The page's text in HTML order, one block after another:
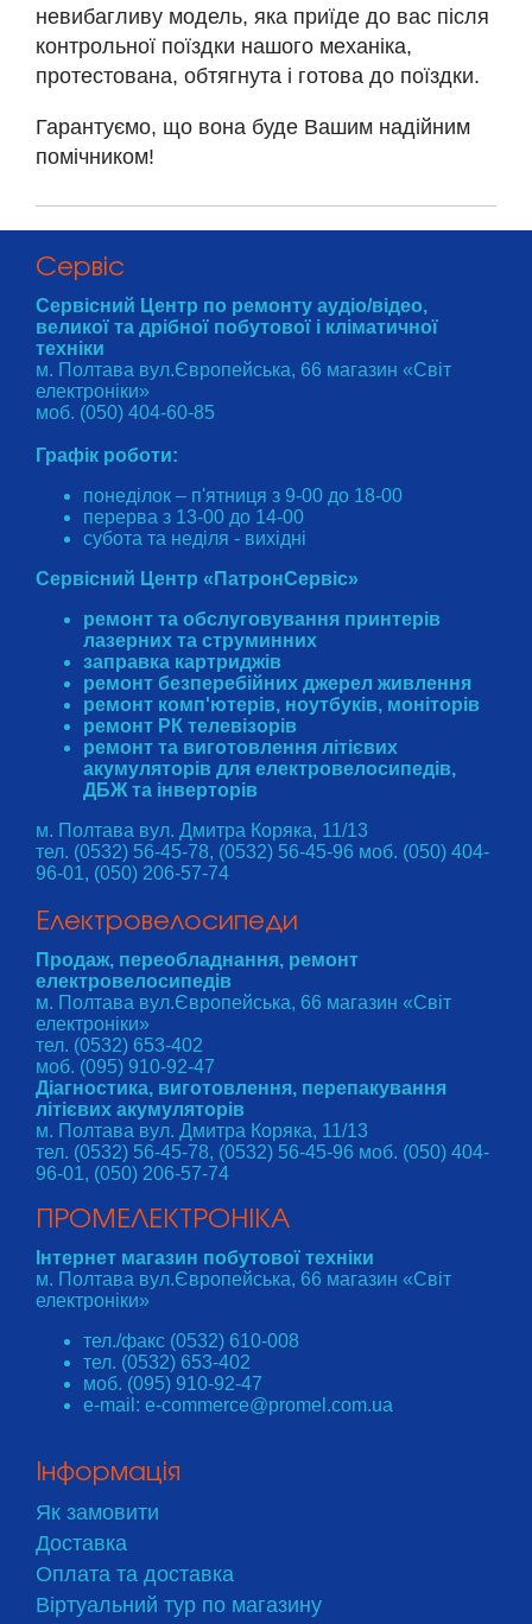
невибагливу модель, яка приїде до вас після
контрольної поїздки нашого механіка,
протестована, обтягнута і готова до поїздки.
Гарантуємо, що вона буде Вашим надійним
помічником!
Інформація
Як замовити
Доставка
Оплата та доставка
Віртуальний тур по магазину
Cервіс
Сервісний Центр по ремонту аудіо/відео,
великої та дрібної побутової і кліматичної
техніки
м. Полтава вул.Європейська, 66 магазин «Світ
електроніки»
моб. (050) 404-60-85
Графік роботи:
понеділок – п'ятниця з 9-00 до 18-00
перерва з 13-00 до 14-00
субота та неділя - вихідні
Сервісний Центр «ПатронСервіс»
ремонт та обслуговування принтерів
лазерних та струминних
заправка картриджів
ремонт безперебійних джерел живлення
ремонт комп'ютерів, ноутбуків, моніторів
ремонт РК телевізорів
ремонт та виготовлення літієвих
акумуляторів для електровелосипедів,
ДБЖ та інверторів
м. Полтава вул. Дмитра Коряка, 11/13
тел. (0532) 56-45-78, (0532) 56-45-96 моб. (050) 404-
96-01, (050) 206-57-74
Електровелосипеди
Продаж, переобладнання, ремонт
електровелосипедів
м. Полтава вул.Європейська, 66 магазин «Світ
електроніки»
тел. (0532) 653-402
моб. (095) 910-92-47
Діагностика, виготовлення, перепакування
літієвих акумуляторів
м. Полтава вул. Дмитра Коряка, 11/13
тел. (0532) 56-45-78, (0532) 56-45-96 моб. (050) 404-
96-01, (050) 206-57-74
ПРОМЕЛЕКТРОНІКА
Інтернет магазин побутової техніки
м. Полтава вул.Європейська, 66 магазин «Світ
електроніки»
тел./факс (0532) 610-008
тел. (0532) 653-402
моб. (095) 910-92-47
e-mail: e-commerce@promel.com.ua